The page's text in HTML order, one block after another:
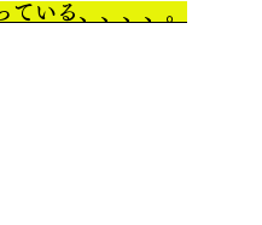
いる、、、、。